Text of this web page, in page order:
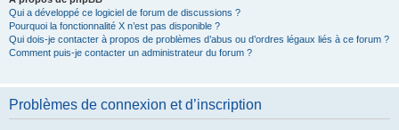
Qui a développé ce logiciel de forum de discussions ?
Pourquoi la fonctionnalité X n’est pas disponible ?
Qui dois-je contacter à propos de problèmes d’abus ou d’ordres légaux liés à ce forum ?
Comment puis-je contacter un administrateur du forum ?
Problèmes de connexion et d’inscription